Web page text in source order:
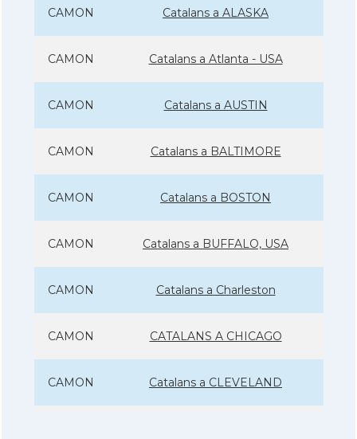
CAMON Catalans a ALASKA
CAMON Catalans a Atlanta - USA
CAMON Catalans a AUSTIN
CAMON Catalans a BALTIMORE
CAMON Catalans a BOSTON
CAMON Catalans a BUFFALO, USA
CAMON Catalans a Charleston
CAMON CATALANS A CHICAGO
CAMON Catalans a CLEVELAND